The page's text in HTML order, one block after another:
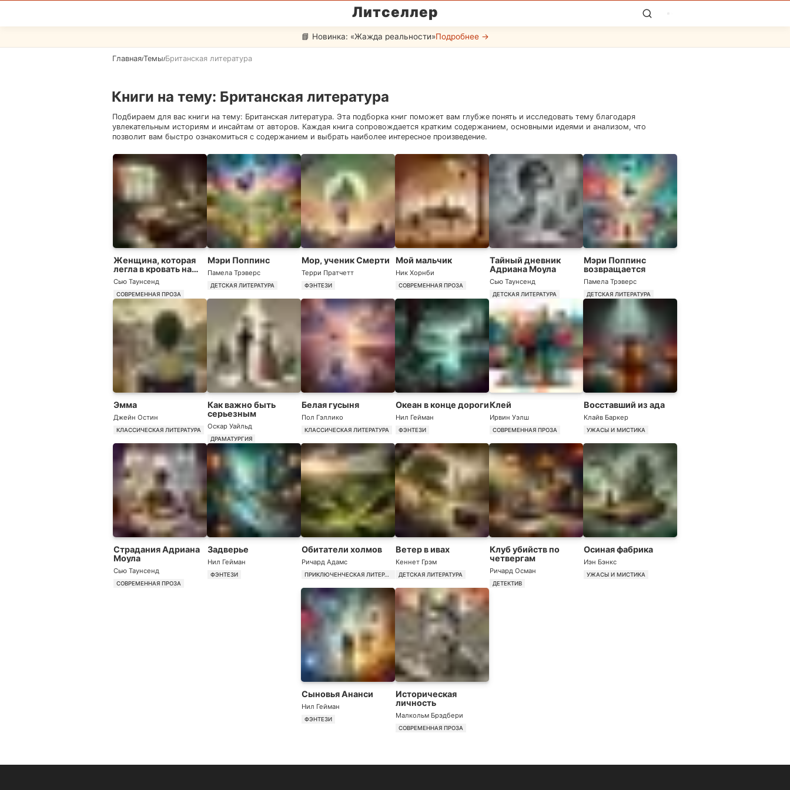
Литселлер
📘 Новинка: «Жажда реальности»Подробнее →
Главная/Темы/Британская литература
Книги на тему: Британская литература
Подбираем для вас книги на тему: Британская литература. Эта подборка книг поможет вам глубже понять и исследовать тему благодаря
увлекательным историям и инсайтам от авторов. Каждая книга сопровождается кратким содержанием, основными идеями и анализом, что
позволит вам быстро ознакомиться с содержанием и выбрать наиболее интересное произведение.
Женщина, которая
легла в кровать на
год
Сью Таунсенд
СОВРЕМЕННАЯ ПРОЗА
Мэри Поппинс
Памела Трэверс
ДЕТСКАЯ ЛИТЕРАТУРА
Мор, ученик Смерти
Терри Пратчетт
ФЭНТЕЗИ
Мой мальчик
Ник Хорнби
СОВРЕМЕННАЯ ПРОЗА
Тайный дневник
Адриана Моула
Сью Таунсенд
ДЕТСКАЯ ЛИТЕРАТУРА
Мэри Поппинс
возвращается
Памела Трэверс
ДЕТСКАЯ ЛИТЕРАТУРА
Эмма
Джейн Остин
КЛАССИЧЕСКАЯ ЛИТЕРАТУРА
Как важно быть
серьезным
Оскар Уайльд
ДРАМАТУРГИЯ
Белая гусыня
Пол Гэллико
КЛАССИЧЕСКАЯ ЛИТЕРАТУРА
Океан в конце дороги
Нил Гейман
ФЭНТЕЗИ
Клей
Ирвин Уэлш
СОВРЕМЕННАЯ ПРОЗА
Восставший из ада
Клайв Баркер
УЖАСЫ И МИСТИКА
Страдания Адриана
Моула
Сью Таунсенд
СОВРЕМЕННАЯ ПРОЗА
Задверье
Нил Гейман
ФЭНТЕЗИ
Обитатели холмов
Ричард Адамс
ПРИКЛЮЧЕНЧЕСКАЯ ЛИТЕРАТУРА
Ветер в ивах
Кеннет Грэм
ДЕТСКАЯ ЛИТЕРАТУРА
Клуб убийств по
четвергам
Ричард Осман
ДЕТЕКТИВ
Осиная фабрика
Иэн Бэнкс
УЖАСЫ И МИСТИКА
Сыновья Ананси
Нил Гейман
ФЭНТЕЗИ
Историческая
личность
Малкольм Брэдбери
СОВРЕМЕННАЯ ПРОЗА